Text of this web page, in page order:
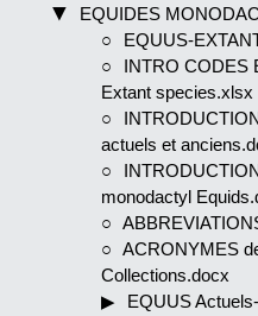
EQUIDES
EQUUS-
INTRO CODES
Extant species.xlsx
actuels et
monodactyl
ACRONYMES
Collections.docx
EQUUS